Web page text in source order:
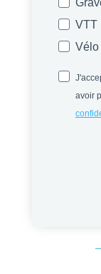
VTT
Vélo
avoir